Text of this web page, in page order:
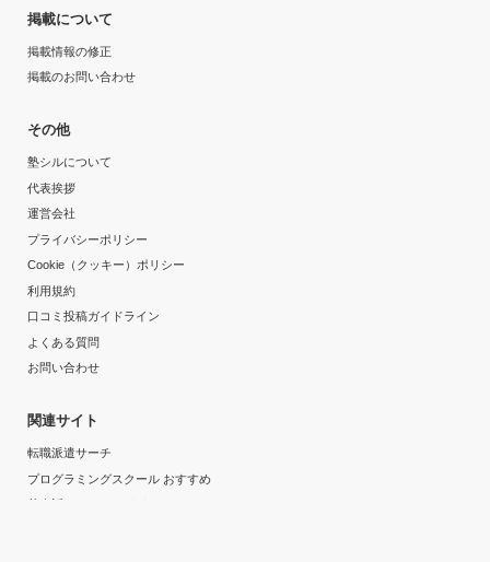
掲載について
掲載情報の修正
掲載のお問い合わせ
その他
塾シルについて
代表挨拶
運営会社
プライバシーポリシー
Cookie（クッキー）ポリシー
利用規約
口コミ投稿ガイドライン
よくある質問
お問い合わせ
関連サイト
転職派遣サーチ
プログラミングスクール おすすめ
英会話スクール おすすめ